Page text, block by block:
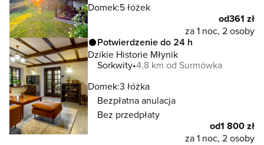
Domek:5 łóżek
od361 zł
za 1 noc, 2 osoby
Potwierdzenie do 24 h
Dzikie Historie Młynik
Sorkwity 4,8 km od Surmówka
Domek:3 łóżka
Bezpłatna anulacja
Bez przedpłaty
od1 800 zł
za 1 noc, 2 osoby